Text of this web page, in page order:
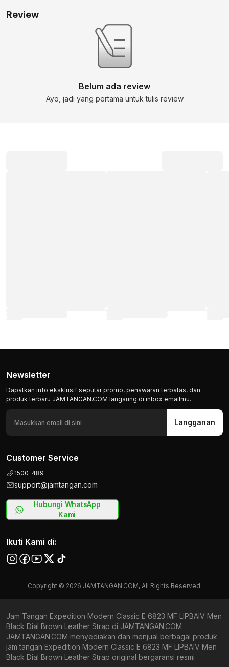
Newsletter
Dapatkan info eksklusif seputar promo, penawaran terbatas, dan
produk terbaru JAMTANGAN.COM langsung di inbox emailmu.
Langganan
Customer Service
1500-489
support@jamtangan.com
Hubungi WhatsApp
Kami
Ikuti Kami di:
Copyright © 2026 JAMTANGAN.COM, All Rights Reserved.
Jam Tangan Expedition Modern Classic E 6823 MF LIPBAIV Men
Black Dial Brown Leather Strap di JAMTANGAN.COM
JAMTANGAN.COM menyediakan dan menjual berbagai produk
jam tangan Expedition Modern Classic E 6823 MF LIPBAIV Men
Black Dial Brown Leather Strap original bergaransi resmi
Review
Belum ada review
Ayo, jadi yang pertama untuk tulis review